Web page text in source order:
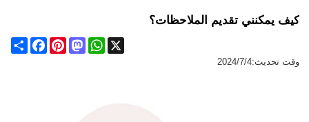
كيف يمكنني تقديم الملاحظات؟
Share
FacebookPinterestMastodon
WhatsApp
X
وقت تحديث:2024/7/4